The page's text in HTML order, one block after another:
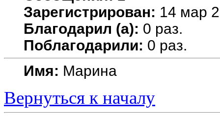
Зарегистрирован: 14 мар
Благодарил (а): 0 раз.
Поблагодарили: 0 раз.
Имя: Марина
Вернуться к началу